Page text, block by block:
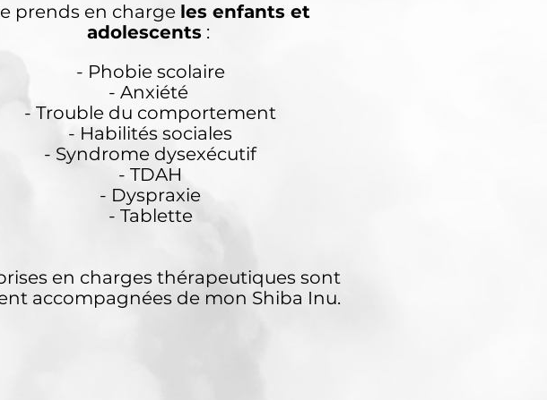
prends en charge les enfants et
adolescents :
- Phobie scolaire
- Anxiété
- Trouble du comportement
- Habilités sociales
- Syndrome dysexécutif
- TDAH
- Dyspraxie
- Tablette
en charges thérapeutiques sont
accompagnées de mon Shiba Inu.